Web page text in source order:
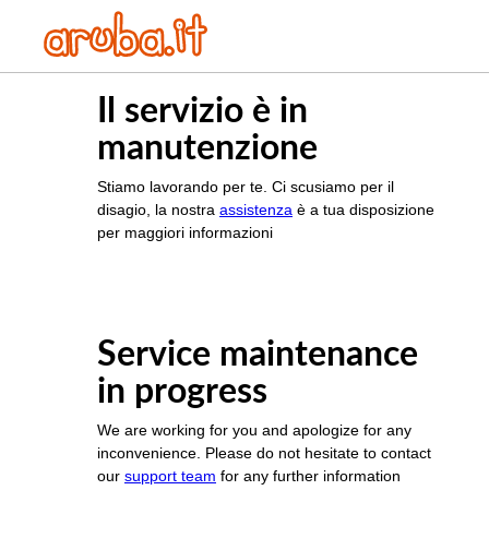
Il servizio è in
manutenzione
Stiamo lavorando per te. Ci scusiamo per il
disagio, la nostra assistenza è a tua disposizione
per maggiori informazioni
Service maintenance
in progress
We are working for you and apologize for any
inconvenience. Please do not hesitate to contact
our support team for any further information